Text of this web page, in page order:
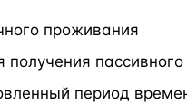
проживания
получения
период